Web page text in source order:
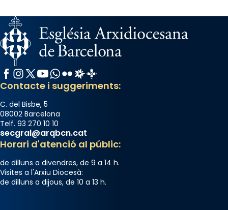
Facebook
Instagram
X / Twitter
YouTube
WhatsApp
FlickrRadio Estel
Catalunya Cristiana
Contacte i suggeriments:
C. del Bisbe, 5
08002 Barcelona
Telf. 93 270 10 10
secgral@arqbcn.cat
Horari d'atenció al públic:
de dilluns a divendres, de 9 a 14 h.
Visites a l'Arxiu Diocesà:
de dilluns a dijous, de 10 a 13 h.